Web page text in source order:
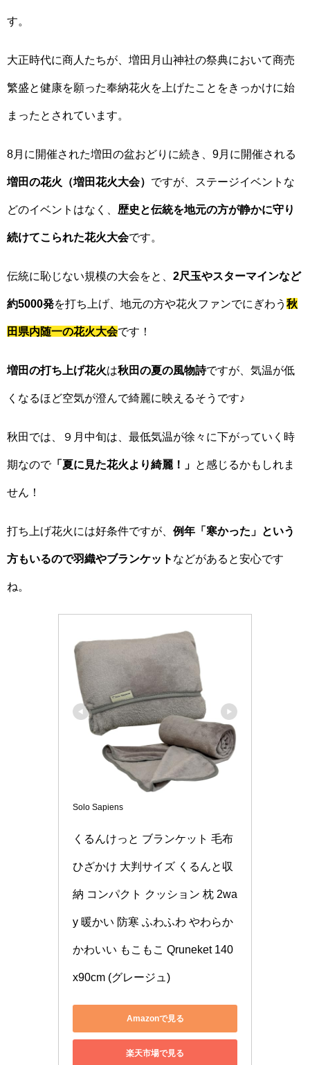
す。
大正時代に商人たちが、増田月山神社の祭典において商売
繁盛と健康を願った奉納花火を上げたことをきっかけに始
まったとされています。
8月に開催された増田の盆おどりに続き、9月に開催される
増田の花火（増田花火大会） ですが、ステージイベントな
どのイベントはなく、 歴史と伝統を地元の方が静かに守り
続けてこられた花火大会です。
伝統に恥じない規模の大会をと、 2尺玉やスターマインなど
約5000発を打ち上げ、地元の方や花火ファンでにぎわう 秋
田県内随一の花火大会です！
増田の打ち上げ花火は秋田の夏の風物詩ですが、気温が低
くなるほど空気が澄んで綺麗に映えるそうです♪
秋田では、９月中旬は、最低気温が徐々に下がっていく時
期なので「夏に見た花火より綺麗！」 と感じるかもしれま
せん！
打ち上げ花火には好条件ですが、 例年「寒かった」という
方もいるので羽織やブランケット などがあると安心です
ね。
Solo Sapiens
くるんけっと ブランケット 毛布
ひざかけ 大判サイズ くるんと収
納 コンパクト クッション 枕 2wa
y 暖かい 防寒 ふわふわ やわらか
かわいい もこもこ Qruneket 140
x90cm (グレージュ)
Amazonで見る
楽天市場で見る